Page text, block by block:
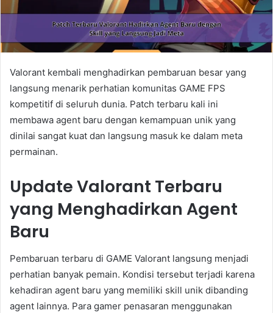
Valorant kembali menghadirkan pembaruan besar yang
langsung menarik perhatian komunitas GAME FPS
kompetitif di seluruh dunia. Patch terbaru kali ini
membawa agent baru dengan kemampuan unik yang
dinilai sangat kuat dan langsung masuk ke dalam meta
permainan.
Update Valorant Terbaru
yang Menghadirkan Agent
Baru
Pembaruan terbaru di GAME Valorant langsung menjadi
perhatian banyak pemain. Kondisi tersebut terjadi karena
kehadiran agent baru yang memiliki skill unik dibanding
agent lainnya. Para gamer penasaran menggunakan